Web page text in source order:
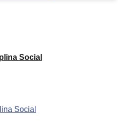
Social
Social